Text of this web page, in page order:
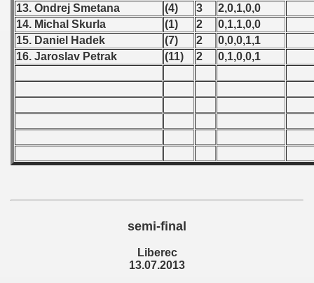
13. Ondrej Smetana
(4) 3
2,0,1,0,0
14. Michal Skurla
(1) 2
0,1,1,0,0
15. Daniel Hadek
(7) 2
0,0,0,1,1
16. Jaroslav Petrak
(11) 2 0,1,0,0,1
semi-final
Liberec
13.07.2013